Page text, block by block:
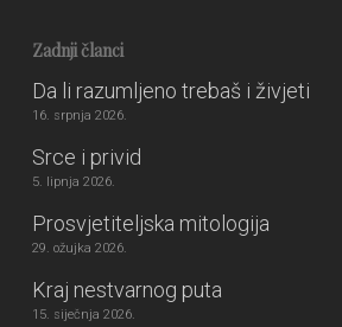
Zadnji članci
Da li razumljeno trebaš i živjeti
16. srpnja 2026.
Srce i privid
5. lipnja 2026.
Prosvjetiteljska mitologija
29. ožujka 2026.
Kraj nestvarnog puta
15. siječnja 2026.